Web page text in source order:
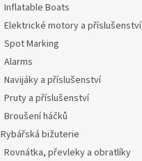
Inflatable Boats
Elektrické motory a příslušenství
Spot Marking
Alarms
Navijáky a příslušenství
Pruty a příslušenství
Broušení háčků
Rybářská bižuterie
Rovnátka, převleky a obratlíky